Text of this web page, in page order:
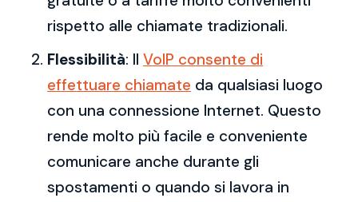
rispetto alle chiamate tradizionali.
Flessibilità: Il VoIP consente di
effettuare chiamate da qualsiasi luogo
con una connessione Internet. Questo
rende molto più facile e conveniente
comunicare anche durante gli
spostamenti o quando si lavora in